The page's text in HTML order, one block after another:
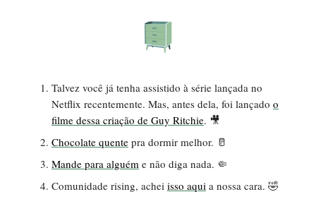
Talvez você já tenha assistido à série lançada no
Netflix recentemente. Mas, antes dela, foi lançado o
filme dessa criação de Guy Ritchie. 🎥
Chocolate quente pra dormir melhor. 🥛
Mande para alguém e não diga nada. 🤏
Comunidade rising, achei isso aqui a nossa cara. 🤣